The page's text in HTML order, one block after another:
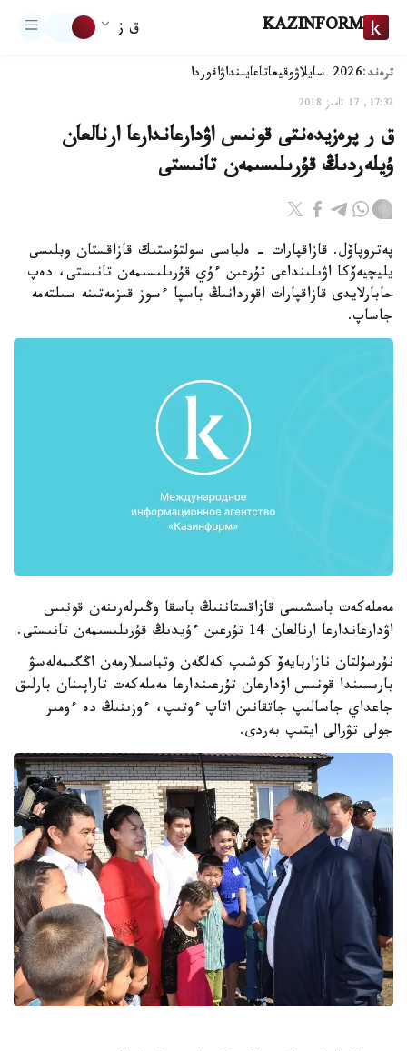
KAZINFORM ق ز
ترەند:2026-سايلاۋ وقيعاتاعايىنداۋاقوردا
17:32, 17 تامىز 2018
ق ر پرەزيدەنتى قونىس اۋدارعاندارعا ارنالعان
ۇيلەردىڭ قۇرىلىسىمەن تانىستى
پەتروپاۆل. قازاقپارات - ەلباسى سولتۇستىك قازاقستان وبلىسى
يليچيەۆكا اۋىلىنداعى تۇرعىن ءۇي قۇرىلىسىمەن تانىستى، دەپ
حابارلايدى قازاقپارات اقوردانىڭ باسپا ءسوز قىزمەتىنە سىلتەمە
جاساپ.
مەملەكەت باسشىسى قازاقستاننىڭ باسقا وڭىرلەرىنەن قونىس
اۋدارعاندارعا ارنالعان 14 تۇرعىن ءۇيدىڭ قۇرىلىسىمەن تانىستى.
نۇرسۇلتان نازاربايەۆ كوشىپ كەلگەن وتباسىلارمەن اڭگىمەلەسۋ
بارىسىندا قونىس اۋدارعان تۇرعىندارعا مەملەكەت تاراپىنان بارلىق
جاعداي جاسالىپ جاتقانىن اتاپ ءوتىپ، ءوزىنىڭ دە ءومىر
جولى تۋرالى ايتىپ بەردى.